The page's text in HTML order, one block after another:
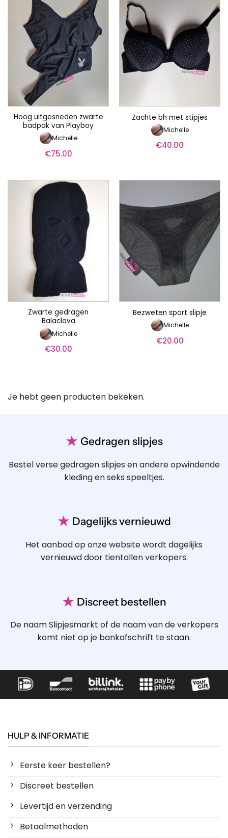
Hoog uitgesneden zwarte
badpak van Playboy
Michelle
€75.00
Zachte bh met stipjes
Michelle
€40.00
Zwarte gedragen
Balaclava
Michelle
€30.00
Bezweten sport slipje
Michelle
€20.00
Je hebt geen producten bekeken.
★ Gedragen slipjes
Bestel verse gedragen slipjes en andere opwindende
kleding en seks speeltjes.
★ Dagelijks vernieuwd
Het aanbod op onze website wordt dagelijks
vernieuwd door tientallen verkopers.
★ Discreet bestellen
De naam Slipjesmarkt of de naam van de verkopers
komt niet op je bankafschrift te staan.
HULP & INFORMATIE
Eerste keer bestellen?
Discreet bestellen
Levertijd en verzending
Betaalmethoden